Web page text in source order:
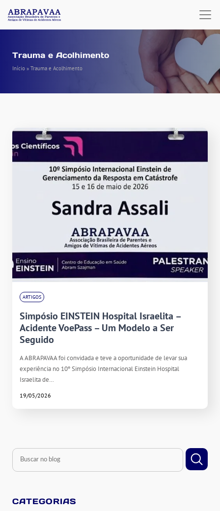
Trauma e Acolhimento
Início » Trauma e Acolhimento
ARTIGOS
Simpósio EINSTEIN Hospital Israelita –
Acidente VoePass – Um Modelo a Ser
Seguido
A ABRAPAVAA foi convidada e teve a oportunidade de levar sua
experiência no 10º Simpósio Internacional Einstein Hospital
Israelita de…
19/05/2026
CATEGORIAS